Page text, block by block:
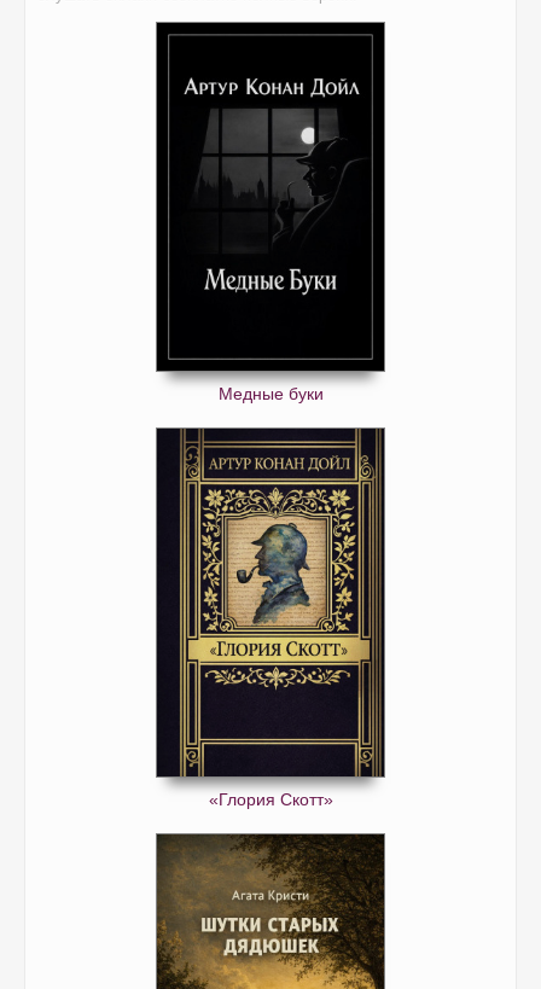
Медные буки
«Глория Скотт»